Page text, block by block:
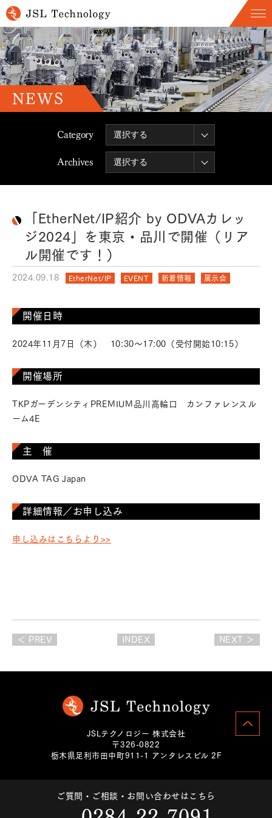
NEWS
Category
Archives
「EtherNet/IP紹介 by ODVAカレッ
ジ2024」を東京・品川で開催（リア
ル開催です！）
2024.09.18 EtherNet/IP EVENT 新着情報 展示会
開催日時
2024年11月7日（木） 10:30～17:00（受付開始10:15）
開催場所
TKPガーデンシティPREMIUM品川高輪口 カンファレンスル
ーム4E
主 催
ODVA TAG Japan
詳細情報／お申し込み
申し込みはこちらより>>
＜ PREV INDEX NEXT ＞
JSLテクノロジー 株式会社
〒326-0822
栃木県足利市田中町911-1 アンタレスビル 2F
ご質問・ご相談・お問い合わせはこちら